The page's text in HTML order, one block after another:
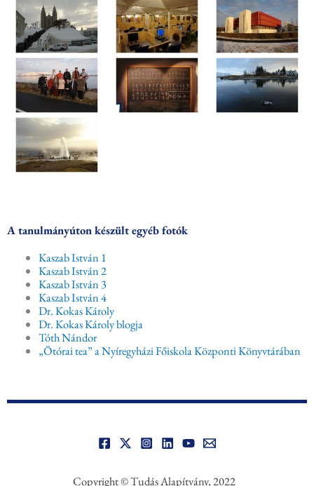
A tanulmányúton készült egyéb fotók
Kaszab István 1
Kaszab István 2
Kaszab István 3
Kaszab István 4
Dr. Kokas Károly
Dr. Kokas Károly blogja
Tóth Nándor
„Ötórai tea” a Nyíregyházi Főiskola Központi Könyvtárában
Copyright © Tudás Alapítvány, 2022